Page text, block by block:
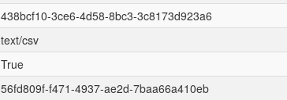
438bcf10-3ce6-4d58-8bc3-3c8173d923a6
text/csv
True
56fd809f-f471-4937-ae2d-7baa66a410eb